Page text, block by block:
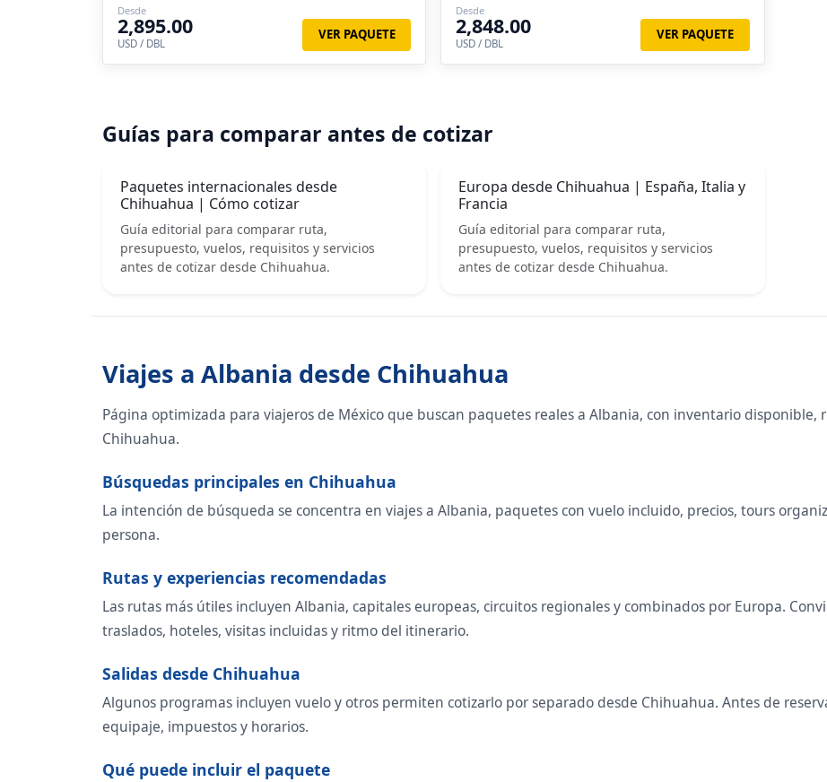
Desde
2,895.00
USD / DBL
VER PAQUETE
Sofia, Rila, Bucarest, Sibiu, Brasov, Trogir, Kotor,
Budva, Shkoder, Ohrid, Skopie, Belgrado
Desde
2,848.00
USD / DBL
VER PAQUETE
Guías para comparar antes de cotizar
Paquetes internacionales desde
Chihuahua | Cómo cotizar
Guía editorial para comparar ruta,
presupuesto, vuelos, requisitos y servicios
antes de cotizar desde Chihuahua.
Europa desde Chihuahua | España, Italia y
Francia
Guía editorial para comparar ruta,
presupuesto, vuelos, requisitos y servicios
antes de cotizar desde Chihuahua.
Viajes a Albania desde Chihuahua
Página optimizada para viajeros de México que buscan paquetes reales a Albania, con inventario disponible,
Chihuahua.
Búsquedas principales en Chihuahua
La intención de búsqueda se concentra en viajes a Albania, paquetes con vuelo incluido, precios, tours
persona.
Rutas y experiencias recomendadas
Las rutas más útiles incluyen Albania, capitales europeas, circuitos regionales y combinados por Europa.
traslados, hoteles, visitas incluidas y ritmo del itinerario.
Salidas desde Chihuahua
Algunos programas incluyen vuelo y otros permiten cotizarlo por separado desde Chihuahua. Antes de
equipaje, impuestos y horarios.
Qué puede incluir el paquete